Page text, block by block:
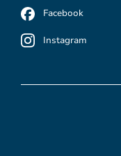
Facebook
Instagram